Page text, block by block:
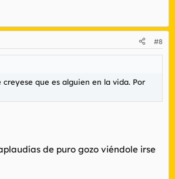
#8
que es alguien en la vida. Por
de puro gozo viéndole irse